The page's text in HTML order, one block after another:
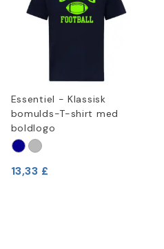
Essentiel - Klassisk
bomulds-T-shirt med
boldlogo
13,33 £